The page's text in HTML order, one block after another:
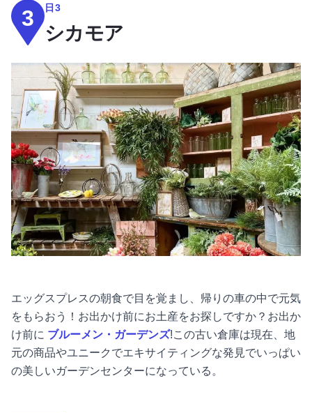
3 日3
シカモア
エッグスプレスの朝食で目を覚まし、帰りの車の中で元気
をもらおう！お出かけ前にお土産をお探しですか？お出か
け前に ブルーメン・ガーデンズ!この古い倉庫は現在、地
元の商品やユニークでエキサイティングな発見でいっぱい
の美しいガーデンセンターになっている。